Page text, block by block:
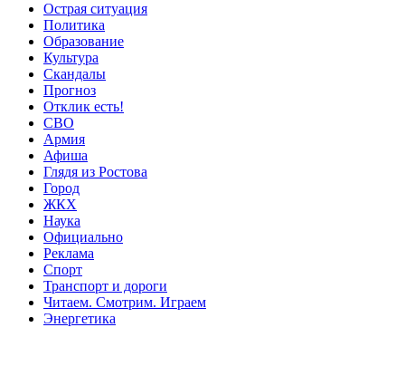
Острая ситуация
Политика
Образование
Культура
Скандалы
Прогноз
Отклик есть!
СВО
Армия
Афиша
Глядя из Ростова
Город
ЖКХ
Наука
Официально
Реклама
Спорт
Транспорт и дороги
Читаем. Смотрим. Играем
Энергетика